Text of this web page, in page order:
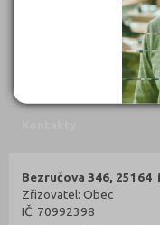
299
Bezručova 346, 25164
Zřizovatel: Obec
IČ: 70992398